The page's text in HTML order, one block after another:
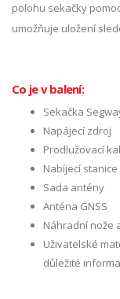
polohu sekačky
umožňuje uložení
Co je v balení:
Sekačka
Napájecí zdroj
Prodlužovací
Nabíjecí
Sada antény
Anténa GNSS
Náhradní nože
Uživatelské
důležité